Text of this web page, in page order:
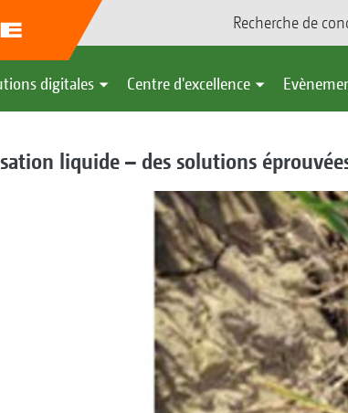
Recherche de
digitales Centre d'excellence
liquide – des solutions